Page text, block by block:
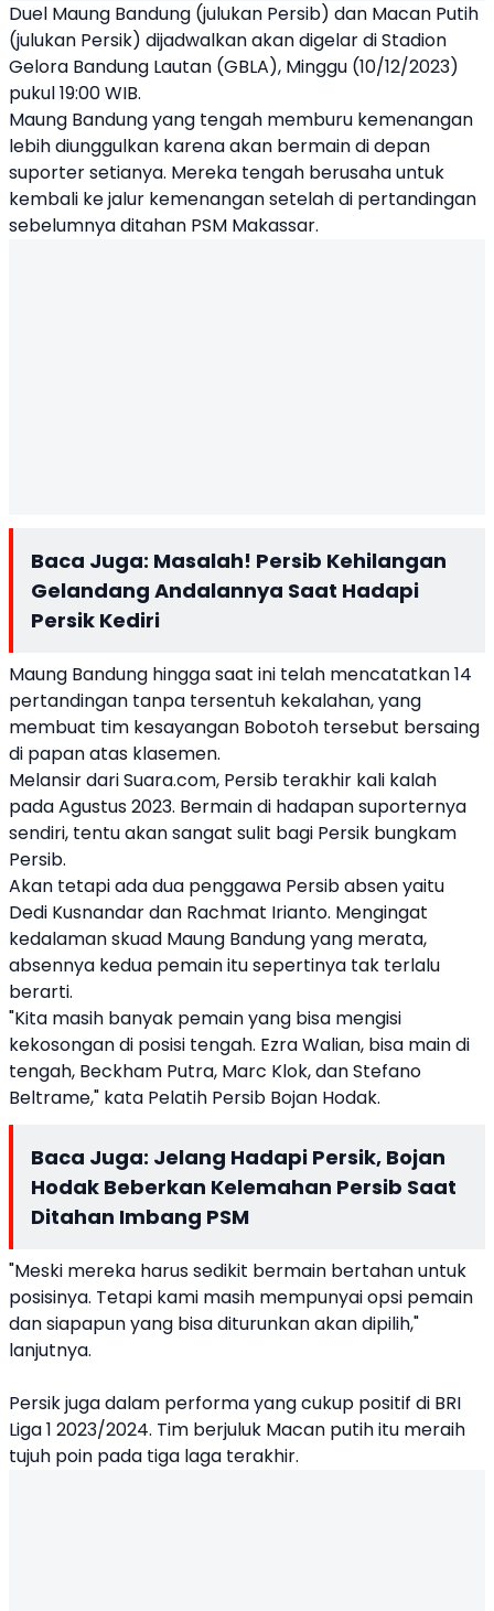
Duel Maung Bandung (julukan Persib) dan Macan Putih
(julukan Persik) dijadwalkan akan digelar di Stadion
Gelora Bandung Lautan (GBLA), Minggu (10/12/2023)
pukul 19:00 WIB.
Maung Bandung yang tengah memburu kemenangan
lebih diunggulkan karena akan bermain di depan
suporter setianya. Mereka tengah berusaha untuk
kembali ke jalur kemenangan setelah di pertandingan
sebelumnya ditahan PSM Makassar.
Baca Juga: Masalah! Persib Kehilangan
Gelandang Andalannya Saat Hadapi
Persik Kediri
Maung Bandung hingga saat ini telah mencatatkan 14
pertandingan tanpa tersentuh kekalahan, yang
membuat tim kesayangan Bobotoh tersebut bersaing
di papan atas klasemen.
Melansir dari Suara.com, Persib terakhir kali kalah
pada Agustus 2023. Bermain di hadapan suporternya
sendiri, tentu akan sangat sulit bagi Persik bungkam
Persib.
Akan tetapi ada dua penggawa Persib absen yaitu
Dedi Kusnandar dan Rachmat Irianto. Mengingat
kedalaman skuad Maung Bandung yang merata,
absennya kedua pemain itu sepertinya tak terlalu
berarti.
"Kita masih banyak pemain yang bisa mengisi
kekosongan di posisi tengah. Ezra Walian, bisa main di
tengah, Beckham Putra, Marc Klok, dan Stefano
Beltrame," kata Pelatih Persib Bojan Hodak.
Baca Juga: Jelang Hadapi Persik, Bojan
Hodak Beberkan Kelemahan Persib Saat
Ditahan Imbang PSM
"Meski mereka harus sedikit bermain bertahan untuk
posisinya. Tetapi kami masih mempunyai opsi pemain
dan siapapun yang bisa diturunkan akan dipilih,"
lanjutnya.
Persik juga dalam performa yang cukup positif di BRI
Liga 1 2023/2024. Tim berjuluk Macan putih itu meraih
tujuh poin pada tiga laga terakhir.